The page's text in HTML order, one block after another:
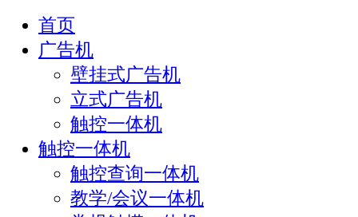
首页
广告机
壁挂式广告机
立式广告机
触控一体机
触控一体机
触控查询一体机
教学/会议一体机